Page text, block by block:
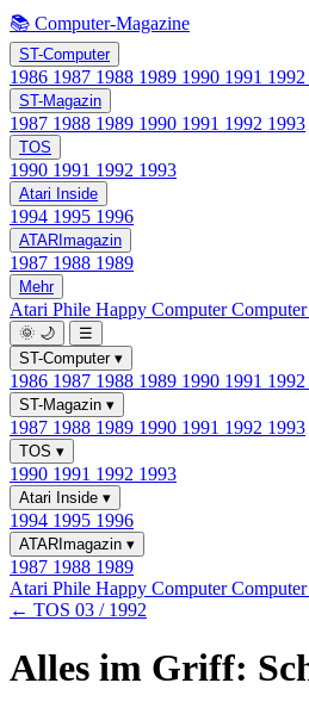
📚 Computer-Magazine
ST-Computer
1986 1987 1988 1989 1990 1991 1992
ST-Magazin
1987 1988 1989 1990 1991 1992 1993
TOS
1990 1991 1992 1993
Atari Inside
1994 1995 1996
ATARImagazin
1987 1988 1989
Mehr
Atari Phile Happy Computer
🌞 🌙
☰
ST-Computer ▾
1986 1987 1988 1989 1990 1991 1992
ST-Magazin ▾
1987 1988 1989 1990 1991 1992 1993
TOS ▾
1990 1991 1992 1993
Atari Inside ▾
1994 1995 1996
ATARImagazin ▾
1987 1988 1989
Atari Phile Happy Computer
← TOS 03 / 1992
Alles im Griff: